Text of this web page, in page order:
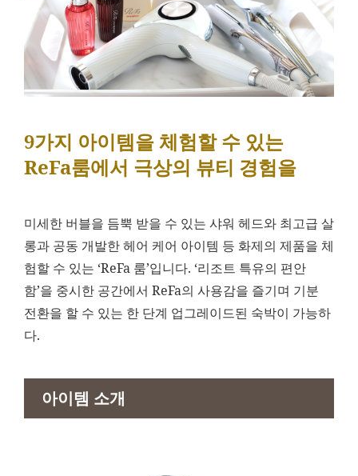
9가지 아이템을 체험할 수 있는
ReFa룸에서 극상의 뷰티 경험을
미세한 버블을 듬뿍 받을 수 있는 샤워 헤드와 최고급 살
롱과 공동 개발한 헤어 케어 아이템 등 화제의 제품을 체
험할 수 있는 ‘ReFa 룸’입니다. ‘리조트 특유의 편안
함’을 중시한 공간에서 ReFa의 사용감을 즐기며 기분
전환을 할 수 있는 한 단계 업그레이드된 숙박이 가능하
다.
아이템 소개